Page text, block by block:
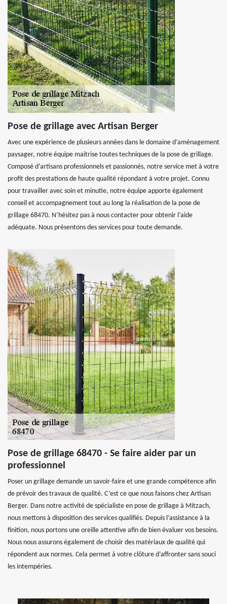
Pose de grillage avec Artisan Berger
Avec une expérience de plusieurs années dans le domaine d’aménagement
paysager, notre équipe maitrise toutes techniques de la pose de grillage.
Composé d’artisans professionnels et passionnés, notre service met à votre
profit des prestations de haute qualité répondant à votre projet. Connu
pour travailler avec soin et minutie, notre équipe apporte également
conseil et accompagnement tout au long la réalisation de la pose de
grillage 68470. N’hésitez pas à nous contacter pour obtenir l’aide
adéquate. Nous présentons des services pour toute demande.
Pose de grillage 68470 - Se faire aider par un
professionnel
Poser un grillage demande un savoir-faire et une grande compétence afin
de prévoir des travaux de qualité. C’est ce que nous faisons chez Artisan
Berger. Dans notre activité de spécialiste en pose de grillage à Mitzach,
nous mettons à disposition des services qualifiés. Depuis l’assistance à la
finition, nous portons une oreille attentive afin de bien évaluer vos besoins.
Nous nous assurons également de choisir des matériaux de qualité qui
répondent aux normes. Cela permet à votre clôture d’affronter sans souci
les intempéries.